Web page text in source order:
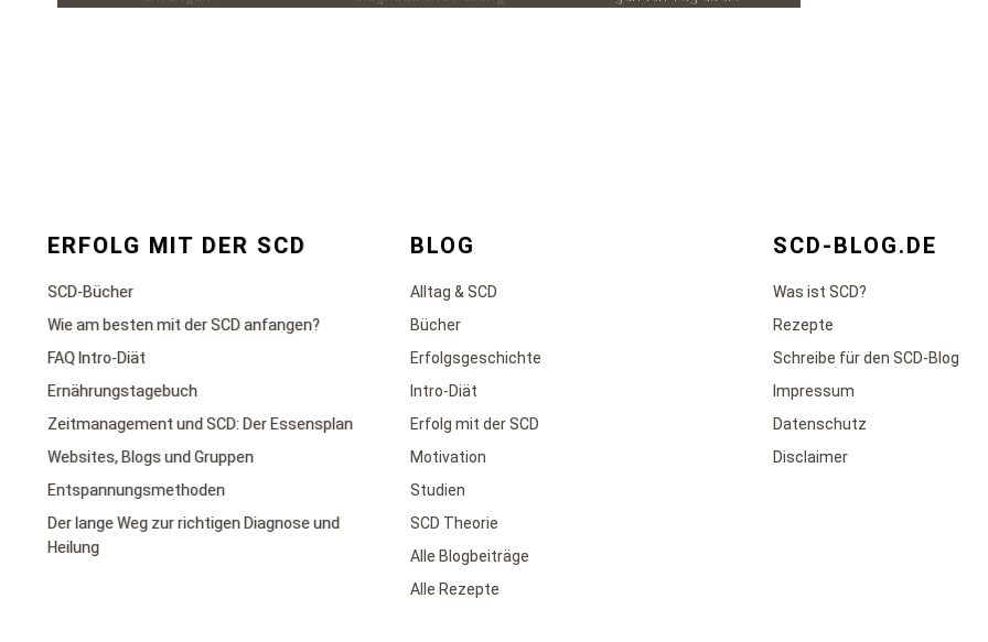
ERFOLG MIT DER SCD
SCD-Bücher
Wie am besten mit der SCD anfangen?
FAQ Intro-Diät
Ernährungstagebuch
Zeitmanagement und SCD: Der Essensplan
Websites, Blogs und Gruppen
Entspannungsmethoden
Der lange Weg zur richtigen Diagnose und
Heilung
BLOG
Alltag & SCD
Bücher
Erfolgsgeschichte
Intro-Diät
Erfolg mit der SCD
Motivation
Studien
SCD Theorie
Alle Blogbeiträge
Alle Rezepte
SCD-BLOG.DE
Was ist SCD?
Rezepte
Schreibe für den SCD-Blog
Impressum
Datenschutz
Disclaimer